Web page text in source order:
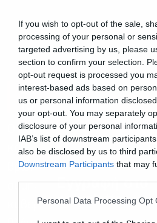
If you wish to opt-out of the sale,
processing of your personal or
targeted advertising by us, please
section to confirm your selection.
opt-out request is processed you
interest-based ads based on
us or personal information
your opt-out. You may separately
disclosure of your personal
IAB’s list of downstream
also be disclosed by us to third
Downstream Participants that may
Personal Data Processing Opt
Ο Δούρειος Ίππος
του Μητσοτάκη
Ο πανικός είναι ο
κάθε άνθρωπο, όσο ψηλά κι
βρίσκεται. Το αναφέρω
κυβερνητικός
Εγγραφή στο
newsletter